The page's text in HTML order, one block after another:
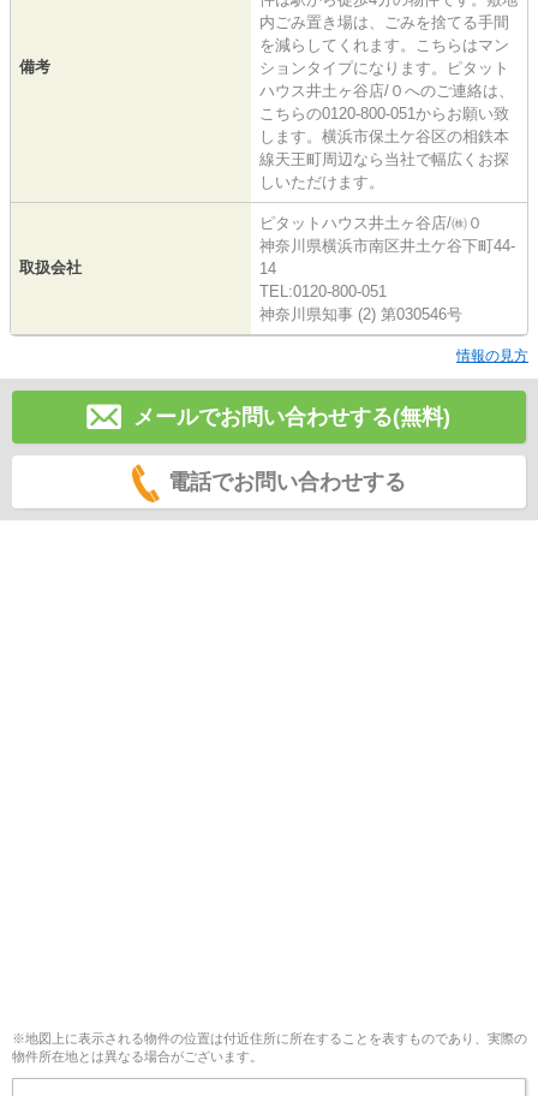
備考
内ごみ置き場は、ごみを捨てる手間
を減らしてくれます。こちらはマン
ションタイプになります。ピタット
ハウス井土ヶ谷店/０へのご連絡は、
こちらの0120-800-051からお願い致
します。横浜市保土ケ谷区の相鉄本
線天王町周辺なら当社で幅広くお探
しいただけます。
取扱会社
ピタットハウス井土ヶ谷店/㈱０
神奈川県横浜市南区井土ケ谷下町44-
14
TEL:0120-800-051
神奈川県知事 (2) 第030546号
情報の見方
メールでお問い合わせする(無料)
電話でお問い合わせする
※地図上に表示される物件の位置は付近住所に所在することを表すものであり、実際の
物件所在地とは異なる場合がございます。